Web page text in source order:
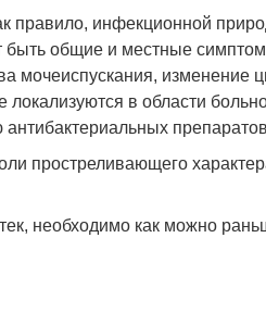
правило, инфекционной
быть общие и местные
изменение
в области
простреливающего
необходимо как можно